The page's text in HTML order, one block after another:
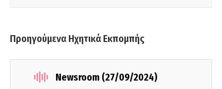
Προηγούμενα Ηχητικά Εκπομπής
Newsroom (27/09/2024)